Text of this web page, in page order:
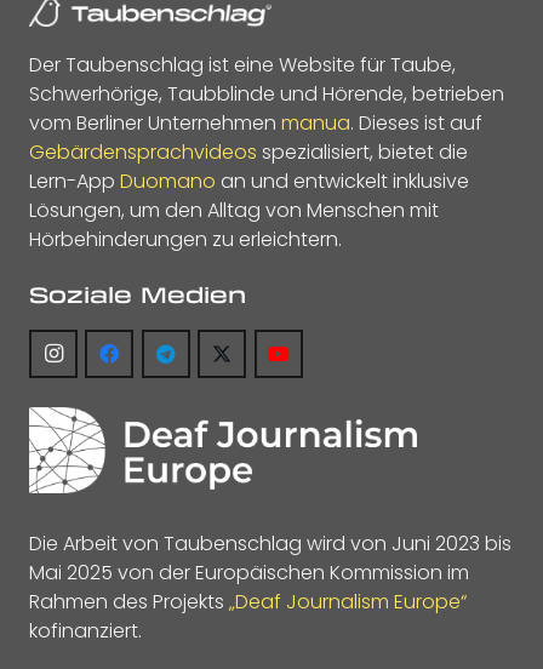
Der Taubenschlag ist eine Website für Taube,
Schwerhörige, Taubblinde und Hörende, betrieben
vom Berliner Unternehmen manua. Dieses ist auf
Gebärdensprachvideos spezialisiert, bietet die
Lern-App Duomano an und entwickelt inklusive
Lösungen, um den Alltag von Menschen mit
Hörbehinderungen zu erleichtern.
Soziale Medien
Die Arbeit von Taubenschlag wird von Juni 2023 bis
Mai 2025 von der Europäischen Kommission im
Rahmen des Projekts „Deaf Journalism Europe“
kofinanziert.